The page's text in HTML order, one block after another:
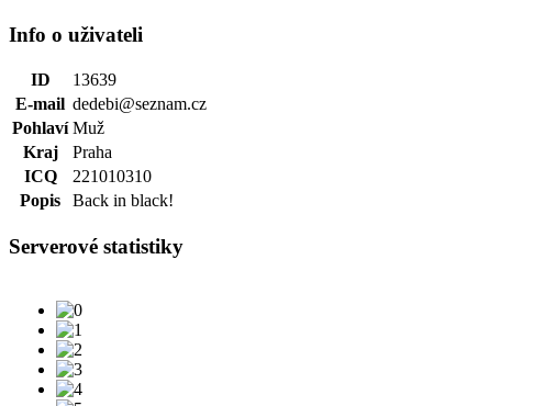
Info o uživateli
ID
13639
E-mail dedebi@seznam.cz
Pohlaví Muž
Kraj
Praha
ICQ
221010310
Popis
Back in black!
Serverové statistiky